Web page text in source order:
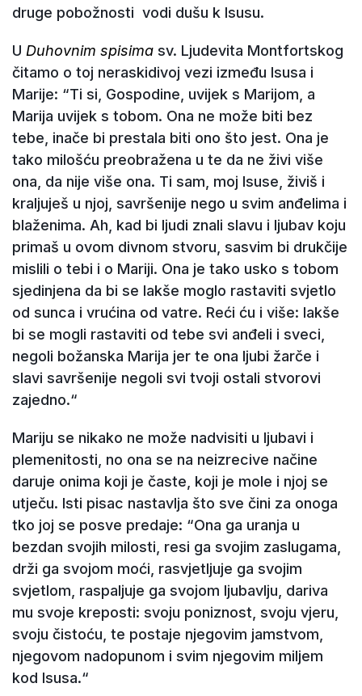
druge pobožnosti vodi dušu k Isusu.
U Duhovnim spisima sv. Ljudevita Montfortskog
čitamo o toj neraskidivoj vezi između Isusa i
Marije: “Ti si, Gospodine, uvijek s Marijom, a
Marija uvijek s tobom. Ona ne može biti bez
tebe, inače bi prestala biti ono što jest. Ona je
tako milošću preobražena u te da ne živi više
ona, da nije više ona. Ti sam, moj Isuse, živiš i
kraljuješ u njoj, savršenije nego u svim anđelima i
blaženima. Ah, kad bi ljudi znali slavu i ljubav koju
primaš u ovom divnom stvoru, sasvim bi drukčije
mislili o tebi i o Mariji. Ona je tako usko s tobom
sjedinjena da bi se lakše moglo rastaviti svjetlo
od sunca i vrućina od vatre. Reći ću i više: lakše
bi se mogli rastaviti od tebe svi anđeli i sveci,
negoli božanska Marija jer te ona ljubi žarče i
slavi savršenije negoli svi tvoji ostali stvorovi
zajedno.“
Mariju se nikako ne može nadvisiti u ljubavi i
plemenitosti, no ona se na neizrecive načine
daruje onima koji je časte, koji je mole i njoj se
utječu. Isti pisac nastavlja što sve čini za onoga
tko joj se posve predaje: “Ona ga uranja u
bezdan svojih milosti, resi ga svojim zaslugama,
drži ga svojom moći, rasvjetljuje ga svojim
svjetlom, raspaljuje ga svojom ljubavlju, dariva
mu svoje kreposti: svoju poniznost, svoju vjeru,
svoju čistoću, te postaje njegovim jamstvom,
njegovom nadopunom i svim njegovim miljem
kod Isusa.“